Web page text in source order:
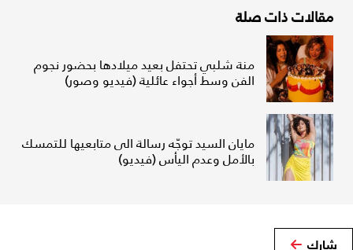
مقالات ذات صلة
منة شلبي تحتفل بعيد ميلادها بحضور نجوم
الفن وسط أجواء عائلية (فيديو وصور)
مايان السيد توجّه رسالة الى متابعيها للتمسك
بالأمل وعدم اليأس (فيديو)
شارك